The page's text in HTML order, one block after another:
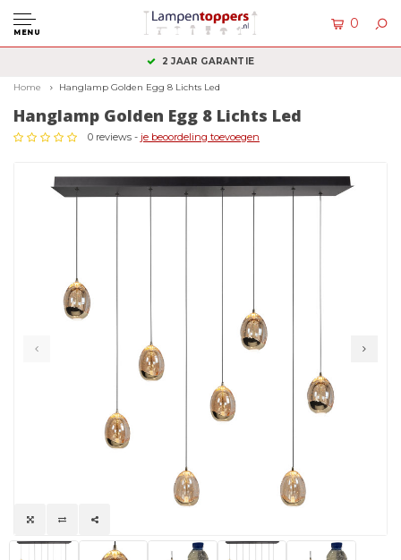
MENU
0
2 JAAR GARANTIE
Home Hanglamp Golden Egg 8 Lichts Led
Hanglamp Golden Egg 8 Lichts Led
0 reviews - je beoordeling toevoegen